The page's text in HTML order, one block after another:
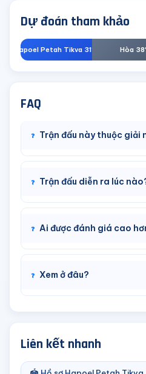
Dự đoán tham khảo
Hapoel Petah Tikva 31% Hòa
FAQ
Trận đấu này thuộc giải
Trận đấu diễn ra lúc
Ai được đánh giá cao
Xem ở đâu?
Liên kết nhanh